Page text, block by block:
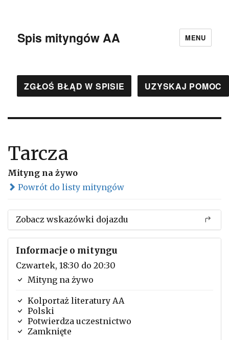
Spis mityngów AA MENU
ZGŁOŚ BŁĄD W SPISIE UZYSKAJ POMOC
Tarcza
Mityng na żywo
Powrót do listy mityngów
Zobacz wskazówki dojazdu
Informacje o mityngu
Czwartek, 18:30 do 20:30
Mityng na żywo
Kolportaż literatury AA
Polski
Potwierdza uczestnictwo
Zamknięte